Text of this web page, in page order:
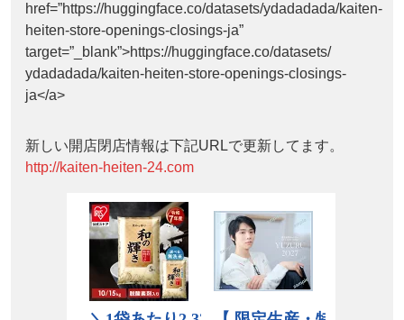
href=”https://huggingface.co/datasets/ydadadada/kaiten-
heiten-store-openings-closings-ja”
target=”_blank”>https://huggingface.co/datasets/
ydadadada/kaiten-heiten-store-openings-closings-
ja</a>
新しい開店閉店情報は下記URLで更新してます。
http://kaiten-heiten-24.com